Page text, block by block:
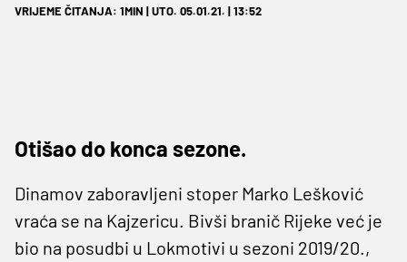
VRIJEME ČITANJA: 1MIN | UTO. 05.01.21. | 13:52
Otišao do konca sezone.
Dinamov zaboravljeni stoper Marko Lešković
vraća se na Kajzericu. Bivši branič Rijeke već je
bio na posudbi u Lokmotivi u sezoni 2019/20.,